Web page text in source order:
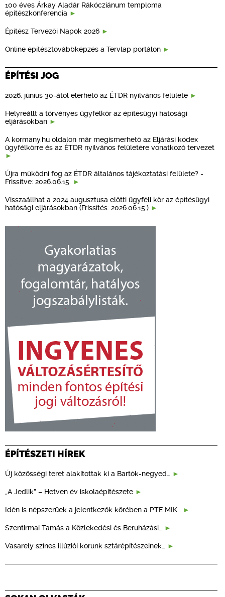
100 éves Árkay Aladár Rákócziánum temploma
építészkonferencia
Építész Tervezői Napok 2026
Online építésztovábbképzés a Tervlap portálon
ÉPÍTÉSI JOG
2026. június 30-ától elérhető az ÉTDR nyilvános felülete
Helyreállt a törvényes ügyfélkör az építésügyi hatósági
eljárásokban
A kormany.hu oldalon már megismerhető az Eljárási kódex
ügyfélkörre és az ÉTDR nyilvános felületére vonatkozó tervezet
Újra működni fog az ÉTDR általános tájékoztatási felülete? -
Frissítve: 2026.06.15.
Visszaállhat a 2024 augusztusa előtti ügyféli kör az építésügyi
hatósági eljárásokban (Frissítés: 2026.06.15.)
ÉPÍTÉSZETI HÍREK
Új közösségi teret alakítottak ki a Bartók-negyed…
„A Jedlik” – Hetven év iskolaépítészete
Idén is népszerűek a jelentkezők körében a PTE MIK…
Szentirmai Tamás a Közlekedési és Beruházási…
Vasarely színes illúziói korunk sztárépítészeinek…